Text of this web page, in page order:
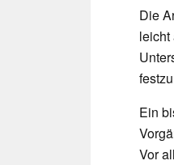
Die
leicht
Ein
Vor